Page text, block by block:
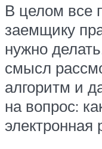
В целом все
заемщику
нужно
смысл
алгоритм и
на вопрос:
электронная